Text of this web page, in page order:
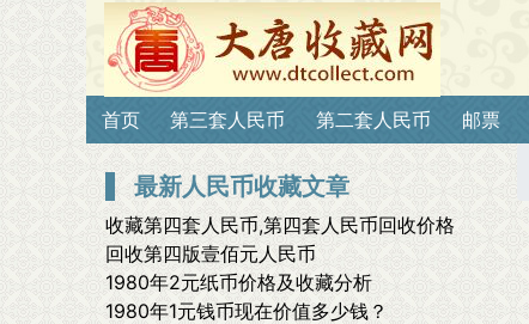
首页 第三套人民币 第二套人民币 邮票
最新人民币收藏文章
收藏第四套人民币,第四套人民币回收价格
回收第四版壹佰元人民币
1980年2元纸币价格及收藏分析
1980年1元钱币现在价值多少钱？